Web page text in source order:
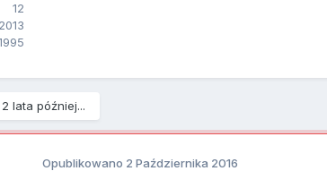
12
2 lata później...
Opublikowano 2 Października 2016